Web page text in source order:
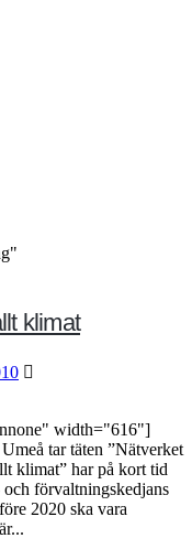
klimat
width="616"]
tar täten ”Nätverket
klimat” har på kort tid
förvaltningskedjans
2020 ska vara